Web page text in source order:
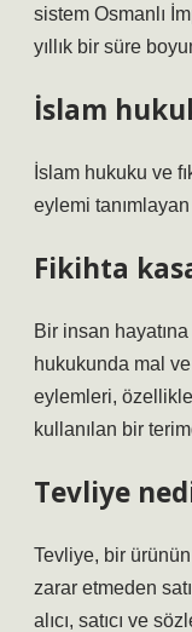
sistem Osmanlı
yıllık bir süre
İslam
İslam hukuku ve
eylemi
Fikihta
Bir insan
hukukunda mal
eylemleri,
kullanılan bir
Tevliye
Tevliye, bir
zarar etmeden
alıcı, satıcı ve